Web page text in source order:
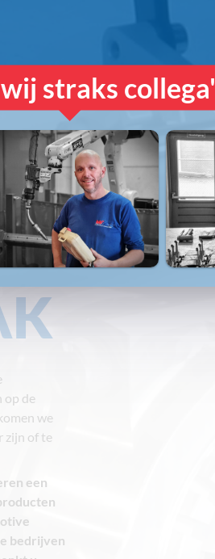
op de
we
zijn of te
een
bedrijven
straks